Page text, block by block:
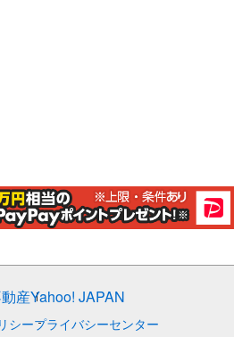
産Yahoo! JAPAN
シープライバシーセンター